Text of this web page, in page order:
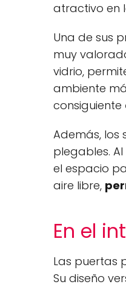
atractivo en
Una de sus
muy
vidrio,
ambiente
consiguiente
Además, los
plegables.
el espacio
aire libre,
En el
Las puertas
Su diseño